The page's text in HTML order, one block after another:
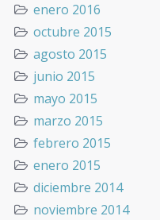
enero 2016
octubre 2015
agosto 2015
junio 2015
mayo 2015
marzo 2015
febrero 2015
enero 2015
diciembre 2014
noviembre 2014